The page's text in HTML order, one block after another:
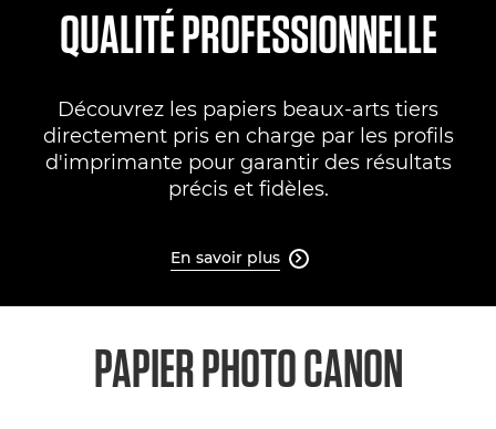
QUALITÉ PROFESSIONNELLE
Découvrez les papiers beaux-arts tiers
directement pris en charge par les profils
d'imprimante pour garantir des résultats
précis et fidèles.
En savoir plus 
PAPIER PHOTO CANON